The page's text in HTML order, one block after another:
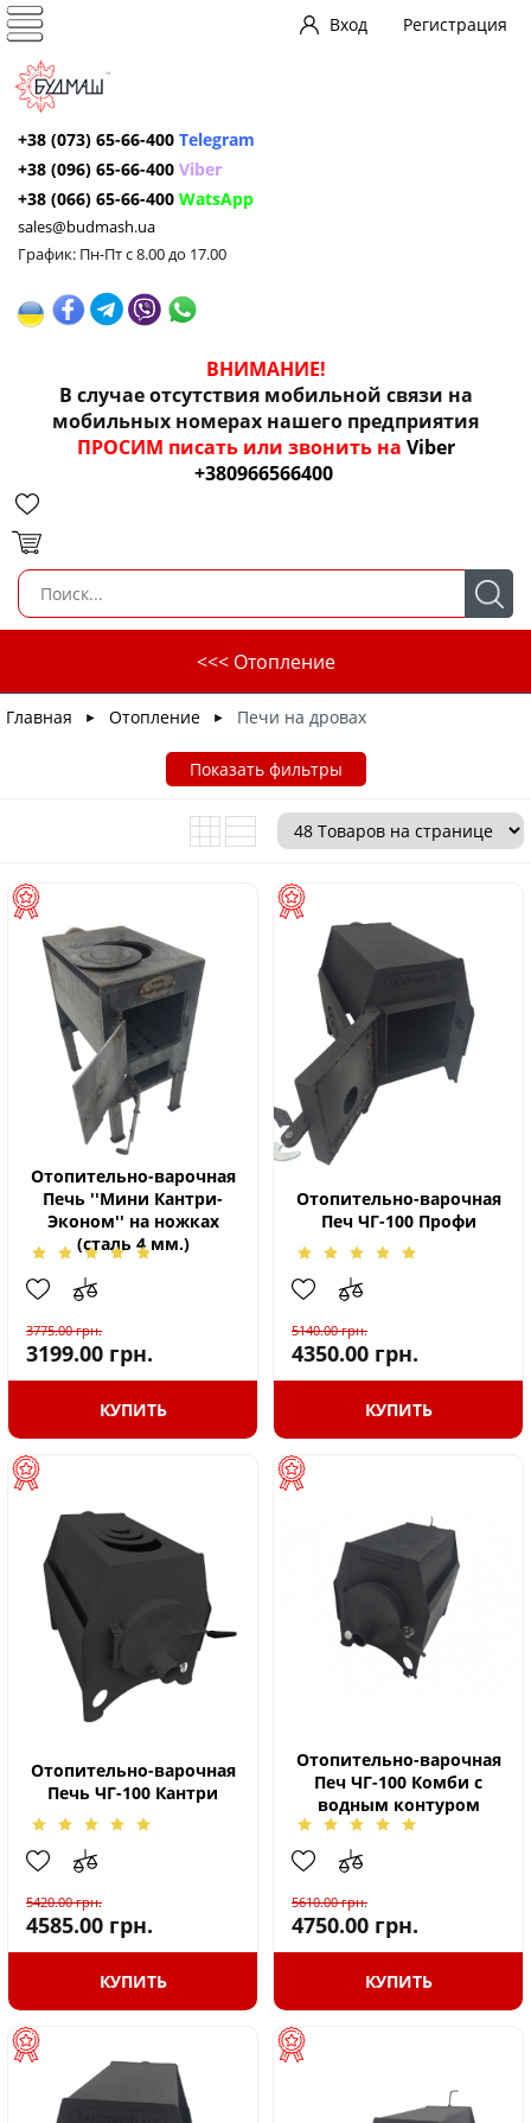
Вход Регистрация
+38 (073) 65-66-400 Telegram
+38 (096) 65-66-400 Viber
+38 (066) 65-66-400 WatsApp
sales@budmash.ua
График: Пн-Пт с 8.00 до 17.00
ВНИМАНИЕ!
В случае отсутствия мобильной связи на
мобильных номерах нашего предприятия
ПРОСИМ писать или звонить на Viber
+380966566400
<<< Отопление
Главная ► Отопление ► Печи на дровах
Показать фильтры
Отопительно-варочная
Печь ''Мини Кантри-
Эконом'' на ножках
(сталь 4 мм.)
3775.00грн.
3199.00 грн.
КУПИТЬ
Отопительно-варочная
Печ ЧГ-100 Профи
5140.00грн.
4350.00 грн.
КУПИТЬ
Отопительно-варочная
Печь ЧГ-100 Кантри
5420.00грн.
4585.00 грн.
КУПИТЬ
Отопительно-варочная
Печ ЧГ-100 Комби с
водным контуром
5610.00грн.
4750.00 грн.
КУПИТЬ